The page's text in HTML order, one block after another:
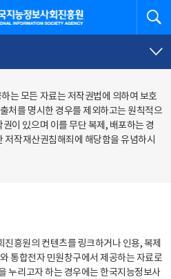
사회진흥원
는 모든 자료는 저작권법에 의하여 보호
처를 명시한 경우를 제외하고는 원칙적으
이 있으며 이를 무단 복제, 배포하는 경
작재산권침해죄에 해당함을 유념하시
흥원의 컨텐츠를 링크하거나 인용, 복제
통합전자 민원창구에서 제공하는 자료로
누리고자 하는 경우에는 한국지능정보사